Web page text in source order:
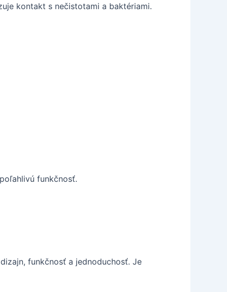
kontakt s nečistotami a baktériami.
funkčnosť.
funkčnosť a jednoduchosť. Je